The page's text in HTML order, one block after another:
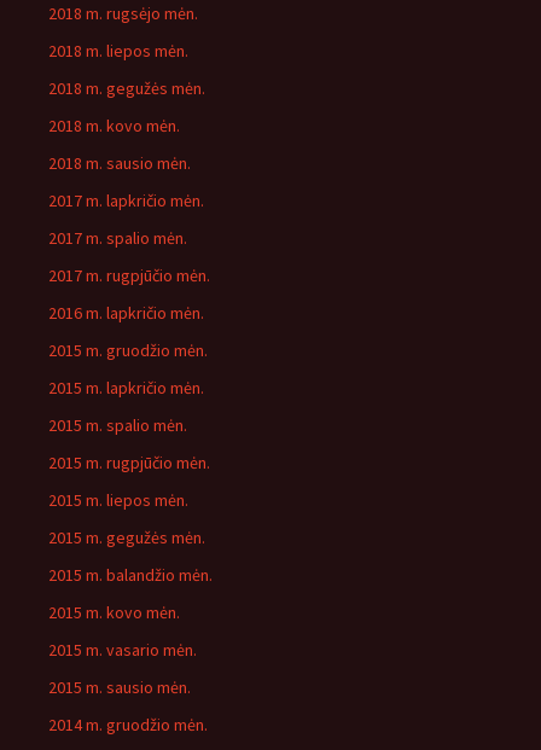
2018 m. rugsėjo mėn.
2018 m. liepos mėn.
2018 m. gegužės mėn.
2018 m. kovo mėn.
2018 m. sausio mėn.
2017 m. lapkričio mėn.
2017 m. spalio mėn.
2017 m. rugpjūčio mėn.
2016 m. lapkričio mėn.
2015 m. gruodžio mėn.
2015 m. lapkričio mėn.
2015 m. spalio mėn.
2015 m. rugpjūčio mėn.
2015 m. liepos mėn.
2015 m. gegužės mėn.
2015 m. balandžio mėn.
2015 m. kovo mėn.
2015 m. vasario mėn.
2015 m. sausio mėn.
2014 m. gruodžio mėn.